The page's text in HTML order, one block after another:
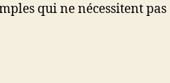
qui ne nécessitent pas